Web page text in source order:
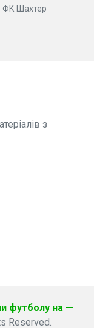
ФК Шахтер
з
футболу на —
Reserved.